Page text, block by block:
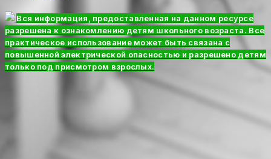
Вся информация, предоставленная на данном ресурсе
разрешена к ознакомлению детям школьного возраста. Все
практическое использование может быть связана с
повышенной электрической опасностью и разрешено детям
только под присмотром взрослых.